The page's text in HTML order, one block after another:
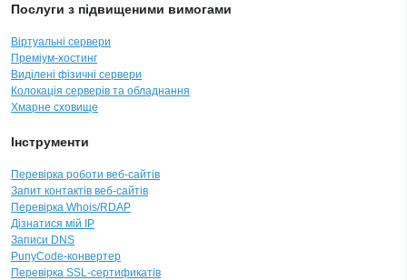
Послуги з підвищеними вимогами
Віртуальні сервери
Преміум-хостинг
Виділені фізичні сервери
Колокація серверів та обладнання
Хмарне сховище
Інструменти
Перевірка роботи веб-сайтів
Запит контактів веб-сайтів
Перевірка Whois/RDAP
Дізнатися мій IP
Записи DNS
PunyCode-конвертер
Перевірка SSL-сертификатів